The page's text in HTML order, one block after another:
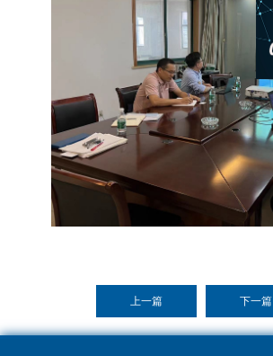
上一篇 下一篇